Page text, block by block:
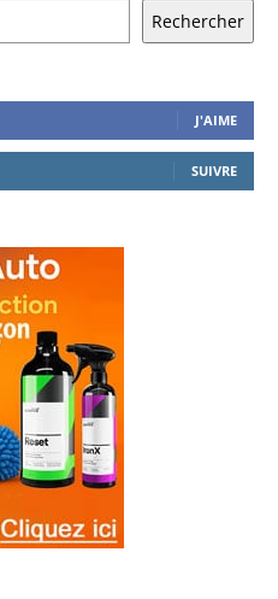
Rechercher
J'AIME
SUIVRE